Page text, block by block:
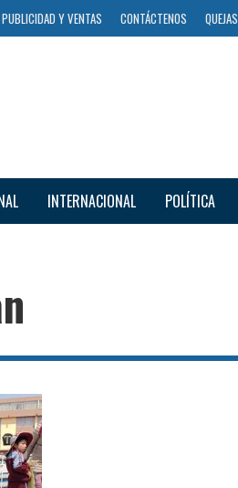
PUBLICIDAD Y VENTAS CONTÁCTENOS QUEJAS
INTERNACIONAL POLÍTICA